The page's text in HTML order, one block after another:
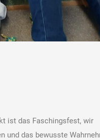
ist das Faschingsfest, wir
und das bewusste